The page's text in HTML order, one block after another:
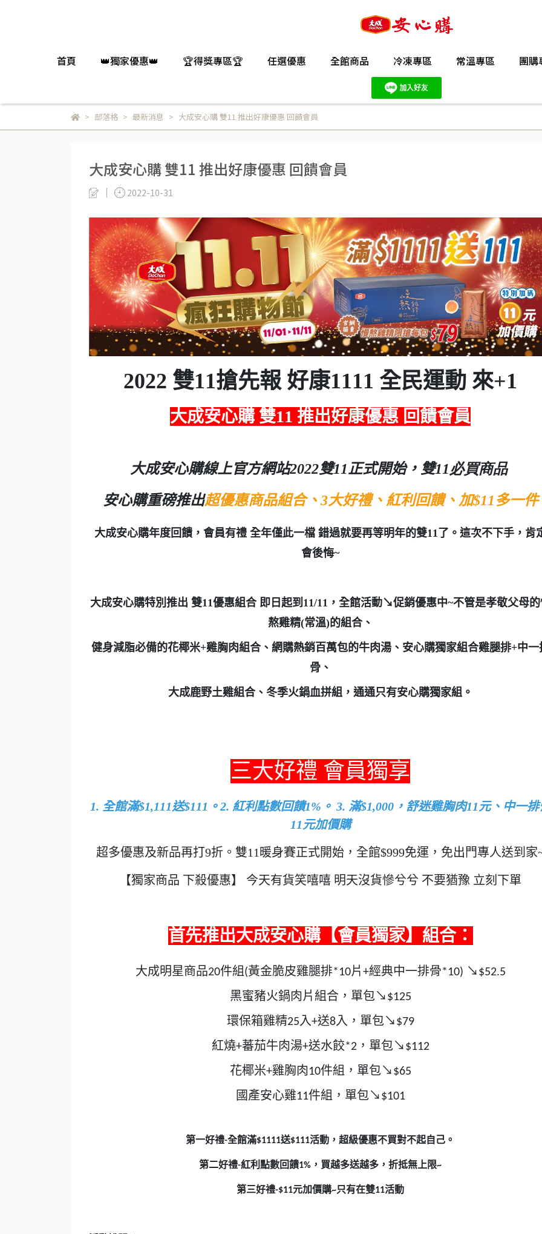
首頁 👑獨家優惠👑 🏆得獎專區🏆 任選優惠 全館商品 冷凍專區 常溫專區 團購
部落格 最新消息 大成安心購 雙11 推出好康優惠 回饋會員
大成安心購 雙11 推出好康優惠 回饋會員
2022-10-31
2022 雙11搶先報 好康1111 全民運動 來+1
大成安心購 雙11 推出好康優惠 回饋會員
大成安心購線上官方網站2022雙11正式開始，雙11必買商品
安心購重磅推出超優惠商品組合、3大好禮、紅利回饋、加$11多一件
大成安心購年度回饋，會員有禮 全年僅此一檔 錯過就要再等明年的雙11 了。這次不下手，肯
會後悔~
大成安心購特別推出 雙11優惠組合 即日起到 11/11 ，全館活動↘促銷優惠中~不管是孝敬父母的
熬雞精(常溫)的組合、
健身減脂必備的花椰米+雞胸肉組合、網購熱銷百萬包的牛肉湯、安心購獨家組合雞腿排+中一
骨、
大成鹿野土雞組合、冬季火鍋血拼組，通通只有安心購獨家組。
三大好禮 會員獨享
1. 全館滿$1,111送$111。2. 紅利點數回饋1%。 3. 滿$1,000，舒迷雞胸肉11元、中一排
11元加價購
超多優惠及新品再打9折。雙11暖身賽正式開始，全館$999免運，免出門專人送到家
【獨家商品 下殺優惠】 今天有貨笑嘻嘻 明天沒貨慘兮兮 不要猶豫 立刻下單
首先推出大成安心購【會員獨家】組合：
大成明星商品20件組(黃金脆皮雞腿排*10片 +經典中一排骨*10) ↘ $52.5
黑蜜豬火鍋肉片組合，單包↘ $125
環保箱雞精25 入+送8入，單包↘ $79
紅燒+蕃茄牛肉湯+送水餃*2 ，單包↘ $112
花椰米+雞胸肉 10件組，單包↘ $65
國產安心雞11件組，單包↘ $101
第一好禮-全館滿$1111送$111活動，超級優惠不買對不起自己。
第二好禮-紅利點數回饋1% ，買越多送越多，折抵無上限~
第三好禮-$11元加價購~只有在雙11活動